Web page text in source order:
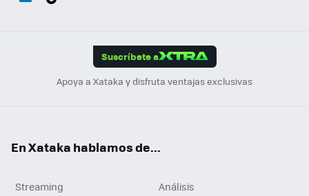
Suscríbete a
Apoya a Xataka y disfruta ventajas exclusivas
En Xataka hablamos de...
Streaming
Análisis